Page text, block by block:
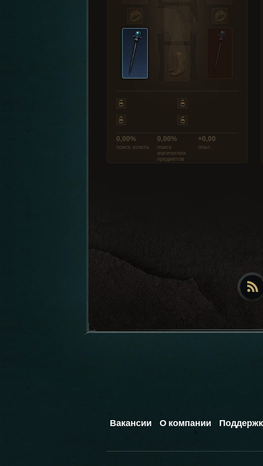
0,00%
поиск золота
0,00%
поиск
магических
предметов
+0,00
опыт